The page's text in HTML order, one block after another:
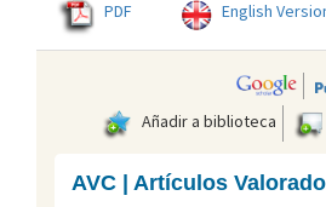
PDF English
Añadir a biblioteca
AVC | Artículos